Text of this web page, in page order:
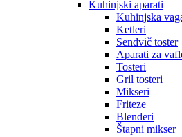
Kuhinjski aparati
Kuhinjska
Ketleri
Sendvič toster
Aparati za
Tosteri
Gril tosteri
Mikseri
Friteze
Blenderi
Štapni mikser